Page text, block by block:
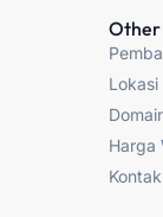
Other
Lokasi
Harga
Kontak